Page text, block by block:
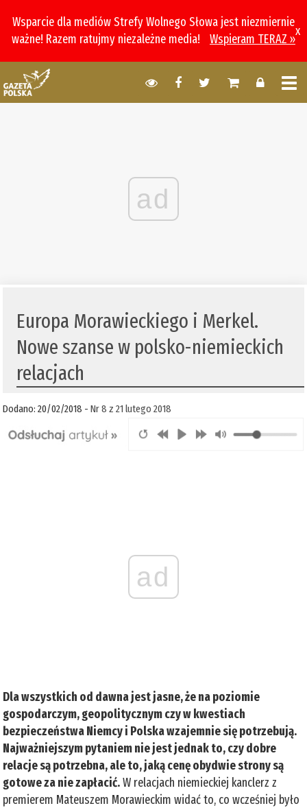
Wsparcie dla mediów Strefy Wolnego Słowa jest niezmiernie
ważne! Razem ratujmy niezależne media!
Wspieram TERAZ »
x
ad
Europa Morawieckiego i Merkel.
Nowe szanse w polsko-niemieckich
relacjach
Dodano: 20/02/2018 -Nr 8 z 21 lutego 2018
ad
Dla wszystkich od dawna jest jasne, że na poziomie
gospodarczym, geopolitycznym czy w kwestiach
bezpieczeństwa Niemcy i Polska wzajemnie się potrzebują.
Najważniejszym pytaniem nie jest jednak to, czy dobre
relacje są potrzebna, ale to, jaką cenę obydwie strony są
gotowe za nie zapłacić.W relacjach niemieckiej kanclerz z
premierem Mateuszem Morawieckim widać to, co wcześniej było